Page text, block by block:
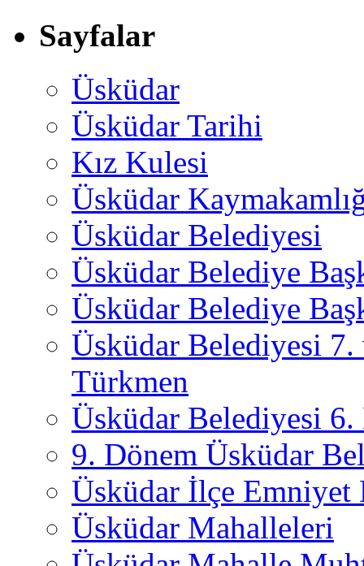
Sayfalar
Üsküdar
Üsküdar Tarihi
Kız Kulesi
Üsküdar
Üsküdar Belediyesi
Üsküdar Belediye
Üsküdar Belediye
Üsküdar Belediyesi
Türkmen
Üsküdar Belediyesi 6.
9. Dönem Üsküdar
Üsküdar İlçe
Üsküdar Mahalleleri